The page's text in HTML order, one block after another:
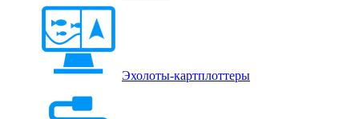
Эхолоты-картплоттеры